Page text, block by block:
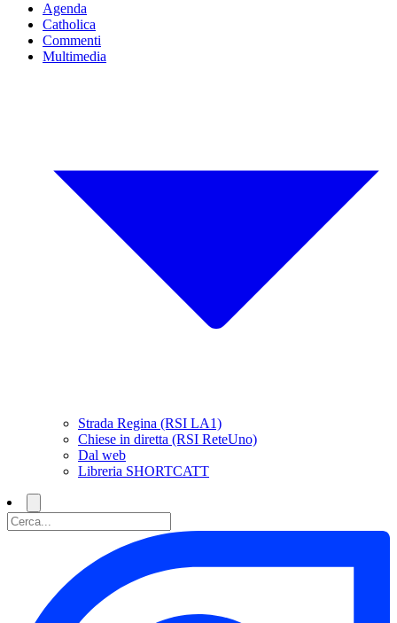
Agenda
Catholica
Commenti
Multimedia
Strada Regina (RSI LA1)
Chiese in diretta (RSI ReteUno)
Dal web
Libreria SHORTCATT